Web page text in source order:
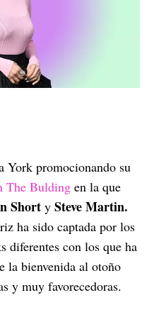
York promocionando su
The Bulding en la que
Short y Steve Martin.
ha sido captada por los
diferentes con los que ha
la bienvenida al otoño
y muy favorecedoras.